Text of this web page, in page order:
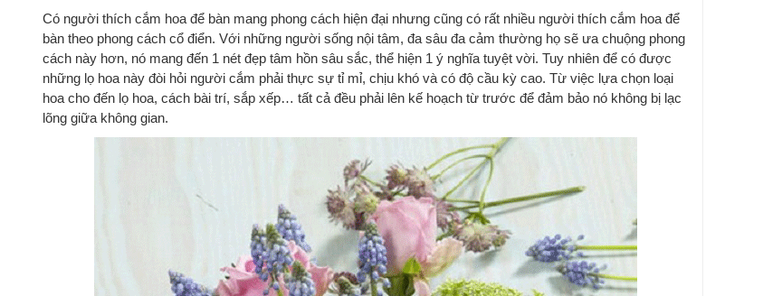
Có người thích cắm hoa để bàn mang phong cách hiện đại nhưng cũng có rất nhiều người thích cắm hoa để
bàn theo phong cách cổ điển. Với những người sống nội tâm, đa sâu đa cảm thường họ sẽ ưa chuộng phong
cách này hơn, nó mang đến 1 nét đẹp tâm hồn sâu sắc, thể hiện 1 ý nghĩa tuyệt vời. Tuy nhiên để có được
những lọ hoa này đòi hỏi người cắm phải thực sự tỉ mỉ, chịu khó và có độ cầu kỳ cao. Từ việc lựa chọn loại
hoa cho đến lọ hoa, cách bài trí, sắp xếp… tất cả đều phải lên kế hoạch từ trước để đảm bảo nó không bị lạc
lõng giữa không gian.